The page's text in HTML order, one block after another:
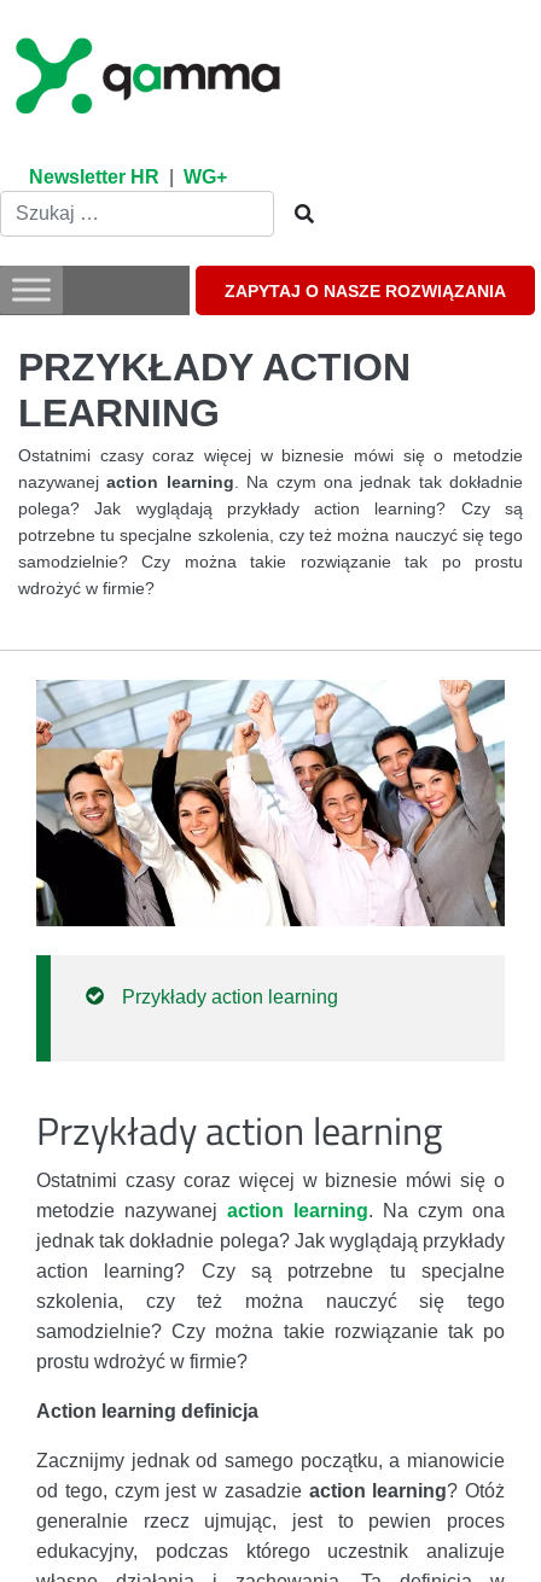
content
Newsletter HR WG+
ZAPYTAJ O NASZE ROZWIĄZANIA
PRZYKŁADY ACTION
LEARNING
Ostatnimi czasy coraz więcej w biznesie mówi się o metodzie
nazywanejaction learning . Na czym ona jednak tak dokładnie
polega? Jak wyglądają przykłady action learning? Czy są
potrzebne tu specjalne szkolenia, czy też można nauczyć się tego
samodzielnie? Czy można takie rozwiązanie tak po prostu
wdrożyć w firmie?
Przykłady action learning
Przykłady action learning
Ostatnimi czasy coraz więcej w biznesie mówi się o
metodzie nazywanej action learning. Na czym ona
jednak tak dokładnie polega? Jak wyglądają przykłady
action learning? Czy są potrzebne tu specjalne
szkolenia, czy też można nauczyć się tego
samodzielnie? Czy można takie rozwiązanie tak po
prostu wdrożyć w firmie?
Action learning definicja
Zacznijmy jednak od samego początku, a mianowicie
od tego, czym jest w zasadzie action learning? Otóż
generalnie rzecz ujmując, jest to pewien proces
edukacyjny, podczas którego uczestnik analizuje